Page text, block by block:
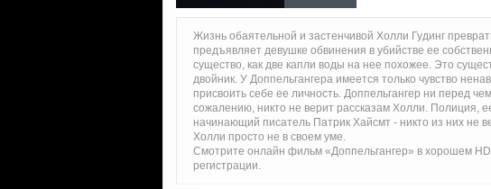
Жизнь обаятельной и застенчивой Холли Гудинг
предъявляет девушке обвинения в убийстве ее
существо, как две капли воды на нее похожее. Это
двойник. У Доппельгангера имеется только чувство
присвоить себе ее личность. Доппельгангер ни перед
сожалению, никто не верит рассказам Холли. Полиция,
начинающий писатель Патрик Хайсмт - никто из них не
Холли просто не в своем уме.
Смотрите онлайн фильм «Доппельгангер» в хорошем
регистрации.